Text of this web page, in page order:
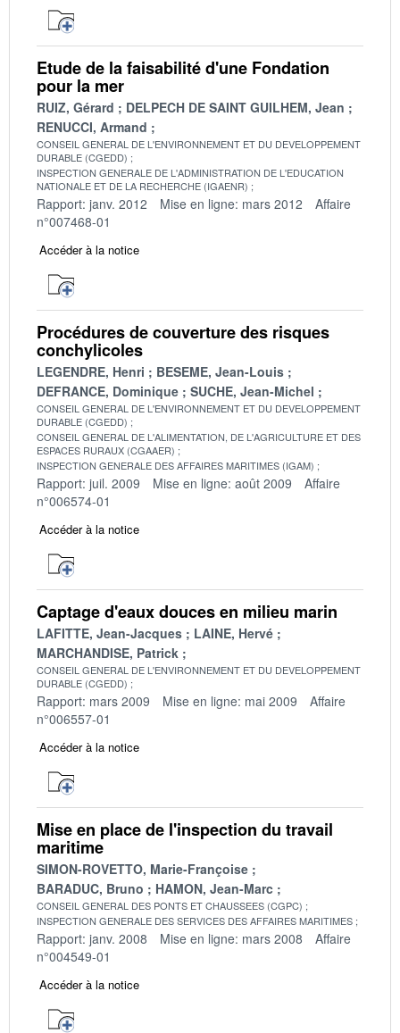
Etude de la faisabilité d'une Fondation
pour la mer
RUIZ, Gérard
DELPECH DE SAINT GUILHEM, Jean
RENUCCI, Armand
CONSEIL GENERAL DE L'ENVIRONNEMENT ET DU DEVELOPPEMENT
DURABLE (CGEDD)
INSPECTION GENERALE DE L'ADMINISTRATION DE L'EDUCATION
NATIONALE ET DE LA RECHERCHE (IGAENR)
Rapport: janv. 2012 Mise en ligne: mars 2012
Affaire
n°007468-01
Accéder à la notice
Procédures de couverture des risques
conchylicoles
LEGENDRE, Henri
BESEME, Jean-Louis
DEFRANCE, Dominique
SUCHE, Jean-Michel
CONSEIL GENERAL DE L'ENVIRONNEMENT ET DU DEVELOPPEMENT
DURABLE (CGEDD)
CONSEIL GENERAL DE L'ALIMENTATION, DE L'AGRICULTURE ET DES
ESPACES RURAUX (CGAAER)
INSPECTION GENERALE DES AFFAIRES MARITIMES (IGAM)
Rapport: juil. 2009 Mise en ligne: août 2009
Affaire
n°006574-01
Accéder à la notice
Captage d'eaux douces en milieu marin
LAFITTE, Jean-Jacques
LAINE, Hervé
MARCHANDISE, Patrick
CONSEIL GENERAL DE L'ENVIRONNEMENT ET DU DEVELOPPEMENT
DURABLE (CGEDD)
Rapport: mars 2009 Mise en ligne: mai 2009
Affaire
n°006557-01
Accéder à la notice
Mise en place de l'inspection du travail
maritime
SIMON-ROVETTO, Marie-Françoise
BARADUC, Bruno
HAMON, Jean-Marc
CONSEIL GENERAL DES PONTS ET CHAUSSEES (CGPC)
INSPECTION GENERALE DES SERVICES DES AFFAIRES MARITIMES
Rapport: janv. 2008 Mise en ligne: mars 2008
Affaire
n°004549-01
Accéder à la notice